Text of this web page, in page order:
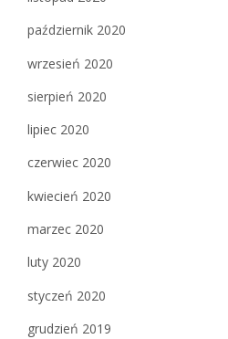
październik 2020
wrzesień 2020
sierpień 2020
lipiec 2020
czerwiec 2020
kwiecień 2020
marzec 2020
luty 2020
styczeń 2020
grudzień 2019